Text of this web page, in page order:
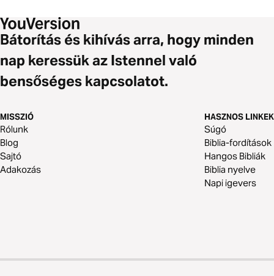
Bátorítás és kihívás arra, hogy minden
nap keressük az Istennel való
bensőséges kapcsolatot.
MISSZIÓ
Rólunk
Blog
Sajtó
Adakozás
HASZNOS LINKEK
Súgó
Biblia-fordítások
Hangos Bibliák
Biblia nyelve
Napi igevers